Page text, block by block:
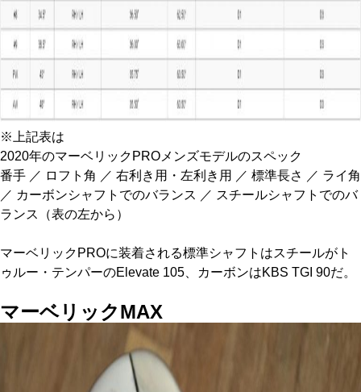
※上記表は
2020年のマーベリックPROメンズモデルのスペック
番手 ／ ロフト角 ／ 右利き用・左利き用 ／ 標準長さ ／ ライ角
／ カーボンシャフトでのバランス ／ スチールシャフトでのバ
ランス（表の左から）
マーベリックPROに装着される標準シャフトはスチールがト
ゥルー・テンパーのElevate 105、カーボンはKBS TGI 90だ。
マーベリックMAX